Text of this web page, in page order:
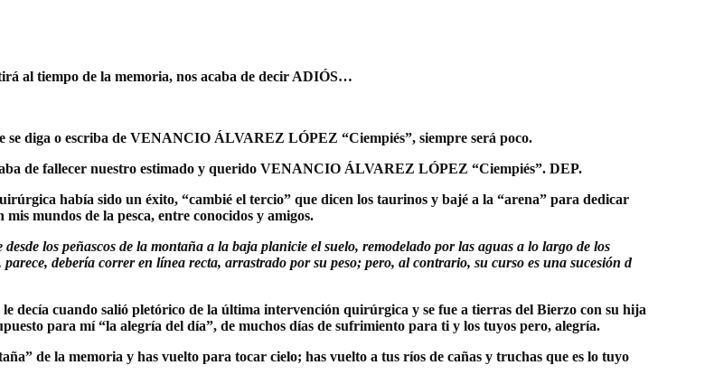
al tiempo de la memoria, nos acaba de decir ADIÓS…
se diga o escriba de VENANCIO ÁLVAREZ LÓPEZ “Ciempiés”, siempre será poco.
de fallecer nuestro estimado y querido VENANCIO ÁLVAREZ LÓPEZ “Ciempiés”. DEP.
había sido un éxito, “cambié el tercio” que dicen los taurinos y bajé a la “arena” para dedicar
mundos de la pesca, entre conocidos y amigos.
desde los peñascos de la montaña a la baja planicie el suelo, remodelado por las aguas a lo largo de los
debería correr en línea recta, arrastrado por su peso; pero, al contrario, su curso es una sucesión d
decía cuando salió pletórico de la última intervención quirúrgica y se fue a tierras del Bierzo con su hija
para mí “la alegría del día”, de muchos días de sufrimiento para ti y los tuyos pero, alegría.
de la memoria y has vuelto para tocar cielo; has vuelto a tus ríos de cañas y truchas que es lo tuyo